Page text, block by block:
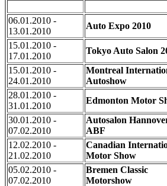
06.01.2010 -
13.01.2010
Auto Expo 2010
15.01.2010 -
17.01.2010
Tokyo Auto Salon
15.01.2010 -
24.01.2010
Montreal
Autoshow
28.01.2010 -
31.01.2010
Edmonton Motor
30.01.2010 -
07.02.2010
Autosalon
ABF
12.02.2010 -
21.02.2010
Canadian
Motor Show
05.02.2010 -
07.02.2010
Bremen Classic
Motorshow